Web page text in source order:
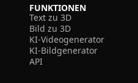
FUNKTIONEN
Text zu 3D
Bild zu 3D
KI-Videogenerator
KI-Bildgenerator
API